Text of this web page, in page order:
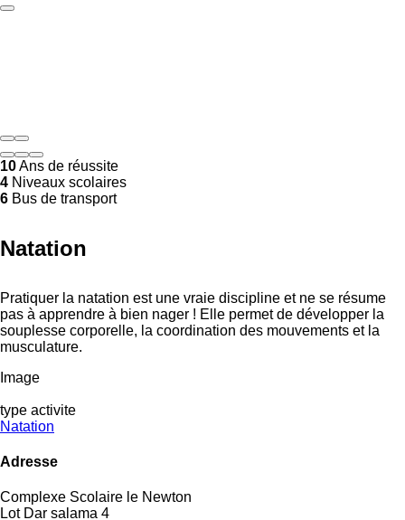
10Ans de réussite
4 Niveaux scolaires
6 Bus de transport
Natation
Pratiquer la natation est une vraie discipline et ne se résume
pas à apprendre à bien nager ! Elle permet de développer la
souplesse corporelle, la coordination des mouvements et la
musculature.
Image
type activite
Natation
Adresse
Complexe Scolaire le Newton
Lot Dar salama 4